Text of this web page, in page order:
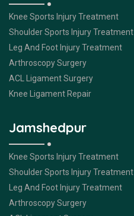
Knee Sports Injury Treatment
Shoulder Sports Injury Treatment
Leg And Foot Injury Treatment
Arthroscopy Surgery
ACL Ligament Surgery
Knee Ligament Repair
Jamshedpur
Knee Sports Injury Treatment
Shoulder Sports Injury Treatment
Leg And Foot Injury Treatment
Arthroscopy Surgery